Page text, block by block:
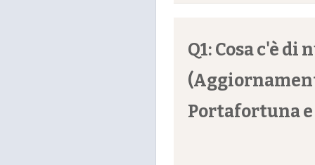
Q1: Cosa c'è di
Portafortuna